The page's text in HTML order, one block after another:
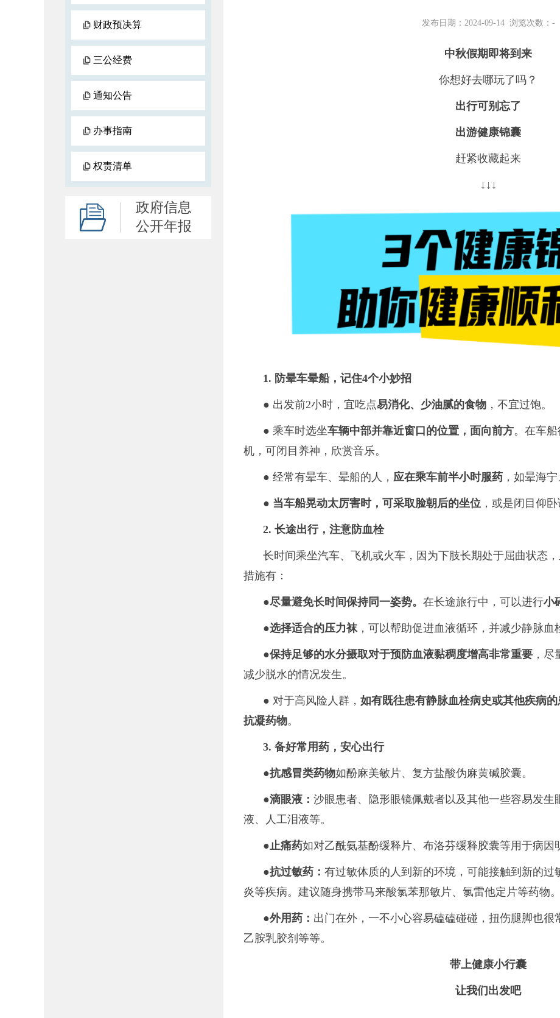
财政预决算
三公经费
通知公告
办事指南
权责清单
政府信息
公开年报
发布日期：2024-09-14 浏览次数： -
中秋假期即将到来
你想好去哪玩了吗？
出行可别忘了
出游健康锦囊
赶紧收藏起来
↓↓↓
1. 防晕车晕船， 记住4个小妙招
● 出发前2小时，宜吃点易消化、少油腻的食物 ，不宜过饱。
● 乘车时选坐车辆中部并靠近窗口的位置，面向前方。在车
机，可闭目养神，欣赏音乐。
● 经常有晕车、晕船的人， 应在乘车前半小时服药 ，如晕海
● 当车船晃动太厉害时，可采取脸朝后的坐位 ，或是闭目仰卧
2. 长途出行，注意防血栓
长时间乘坐汽车、飞机或火车，因为下肢长期处于屈曲状态
措施有：
●尽量避免长时间保持同一姿势。 在长途旅行中，可以进行小
●选择适合的压力袜，可以帮助促进血液循环，并减少静脉血
●保持足够的水分摄取对于预防血液黏稠度增高非常重要 ，
减少脱水的情况发生。
● 对于高风险人群， 如有既往患有静脉血栓病史或其他疾病
抗凝药物。
3. 备好常用药，安心出行
●抗感冒类药物如酚麻美敏片、复方盐酸伪麻黄碱胶囊。
●滴眼液： 沙眼患者、隐形眼镜佩戴者以及其他一些容易发
液、人工泪液等。
●止痛药如对乙酰氨基酚缓释片、布洛芬缓释胶囊等用于病因
●抗过敏药： 有过敏体质的人到新的环境，可能接触到新的
炎等疾病。建议随身携带马来酸氯苯那敏片、氯雷他定片等药物。
●外用药： 出门在外，一不小心容易磕磕碰碰，扭伤腿脚也
乙胺乳胶剂等等。
带上健康小行囊
让我们出发吧